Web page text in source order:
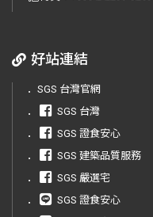
好站連結
． SGS 台灣官網
．
SGS 台灣
．
SGS 證食安心
．
SGS 建築品質服務
．
SGS 嚴選宅
．
SGS 證食安心